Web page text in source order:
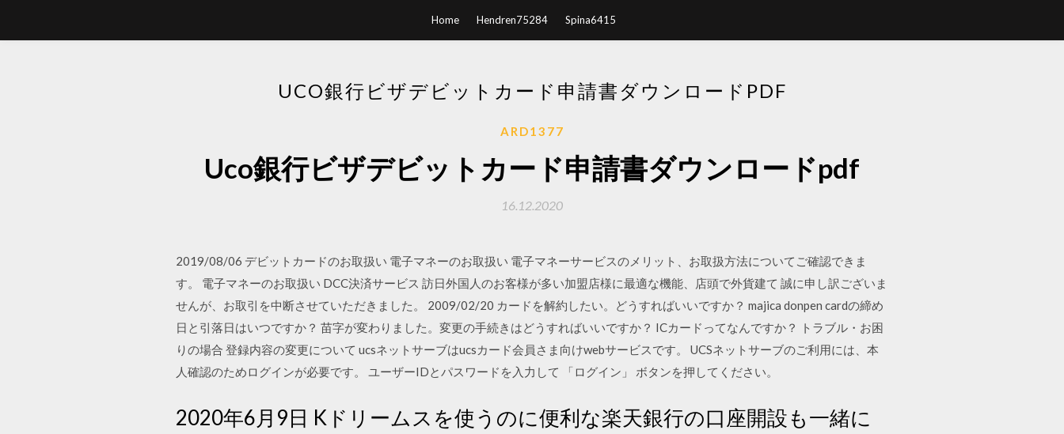
Home Hendren75284 Spina6415
UCO銀行ビザデビットカード申請書ダウンロードPDF
ARD1377
Uco銀行ビザデビットカード申請書ダウンロードpdf
16.12.2020
2019/08/06 デビットカードのお取扱い 電子マネーのお取扱い 電子マネーサービスのメリット、お取扱方法についてご確認できま
す。 電子マネーのお取扱い DCC決済サービス 訪日外国人のお客様が多い加盟店様に最適な機能、店頭で外貨建て 誠に申し訳ございま
せんが、お取引を中断させていただきました。 2009/02/20 カードを解約したい。どうすればいいですか？ majica donpen cardの締め
日と引落日はいつですか？ 苗字が変わりました。変更の手続きはどうすればいいですか？ ICカードってなんですか？ トラブル・お困
りの場合 登録内容の変更について ucsネットサーブはucsカード会員さま向けwebサービスです。 UCSネットサーブのご利用には、本
人確認のためログインが必要です。 ユーザーIDとパスワードを入力して 「ログイン」 ボタンを押してください。
2020年6月9日 Kドリームスを使うのに便利な楽天銀行の口座開設も一緒に